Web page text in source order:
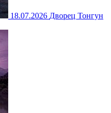
18.07.2026 Дворец Тонгун